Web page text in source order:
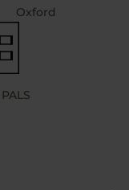
Oxford